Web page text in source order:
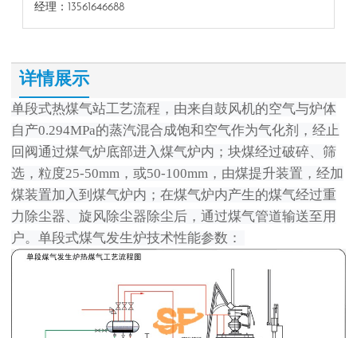
经理：13561646688
详情展示
单段式热煤气站工艺流程，由来自鼓风机的空气与炉体
自产0.294MPa的蒸汽混合成饱和空气作为气化剂，经止
回阀通过煤气炉底部进入煤气炉内；块煤经过破碎、筛
选，粒度25-50mm，或50-100mm，由煤提升装置，经加
煤装置加入到煤气炉内；在煤气炉内产生的煤气经过重
力除尘器、旋风除尘器除尘后，通过煤气管道输送至用
户。单段式煤气发生炉技术性能参数：